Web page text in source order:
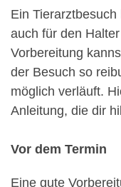
Ein
auch für den
Vorbereitung
der Besuch so
möglich verläuft.
Anleitung, die dir
Vor dem Termin
Eine gute